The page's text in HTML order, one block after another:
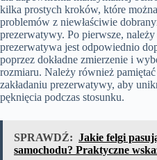
kilka prostych kroków, które
problemów z niewłaściwie
prezerwatywy. Po pierwsze,
prezerwatywa jest odpowiednio
poprzez dokładne zmierzenie i
rozmiaru. Należy również
zakładaniu prezerwatywy, aby
pęknięcia podczas stosunku.
SPRAWDŹ: Jakie felgi
samochodu? Praktyczne